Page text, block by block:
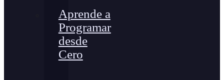
Aprende a
Programar
desde
Cero